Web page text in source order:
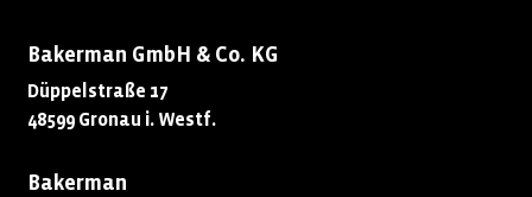
Bakerman GmbH & Co. KG
Düppelstraße 17
48599 Gronau i. Westf.
Bakerman